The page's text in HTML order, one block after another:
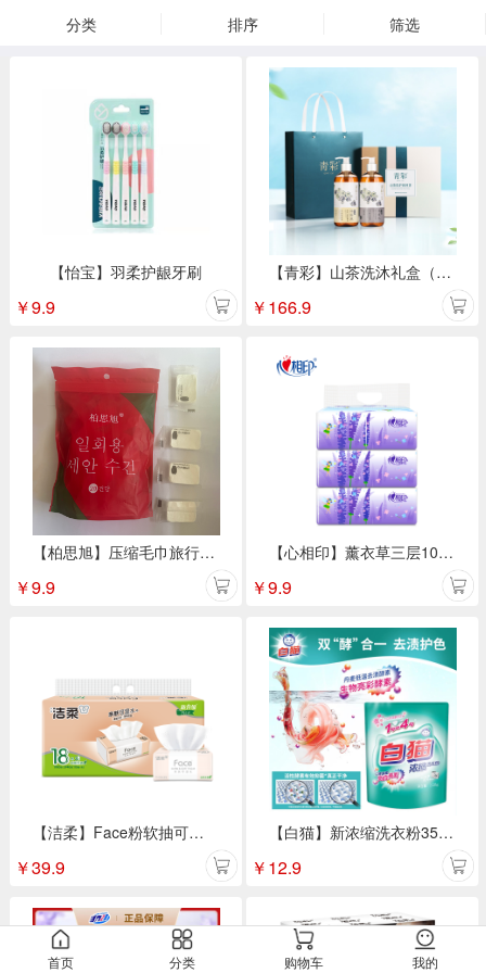
分类 排序 筛选
【怡宝】羽柔护龈牙刷
￥9.9
【柏思旭】压缩毛巾旅行装 20粒/袋
￥9.9
【洁柔】Face粉软抽可湿水面巾纸 3层110抽18包/提
￥39.9
【青彩】山茶洗沐礼盒（洗发水500ml+沐浴露500ml）
￥166.9
【心相印】薰衣草三层100抽 3包抽纸DT100
￥9.9
【白猫】新浓缩洗衣粉350g*1袋
￥12.9
首页 分类 购物车 我的